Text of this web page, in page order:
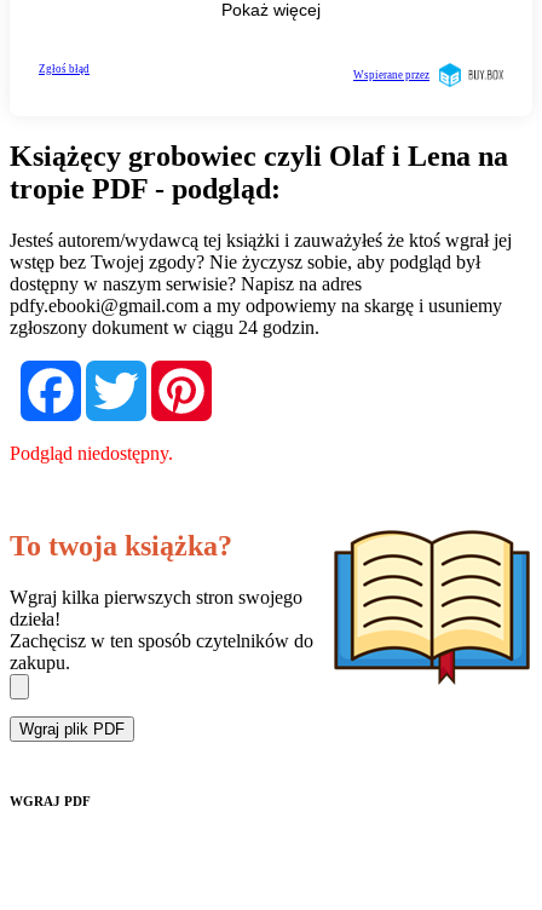
Książęcy grobowiec czyli Olaf i Lena na
tropie PDF - podgląd:
Jesteś autorem/wydawcą tej książki i zauważyłeś że ktoś wgrał jej
wstęp bez Twojej zgody? Nie życzysz sobie, aby podgląd był
dostępny w naszym serwisie? Napisz na adres
pdfy.ebooki@gmail.com a my odpowiemy na skargę i usuniemy
zgłoszony dokument w ciągu 24 godzin.
FacebookTwitter
Podgląd niedostępny.
To twoja książka?
Wgraj kilka pierwszych stron swojego
dzieła!
Zachęcisz w ten sposób czytelników do
zakupu.
Wgraj plik PDF
WGRAJ PDF